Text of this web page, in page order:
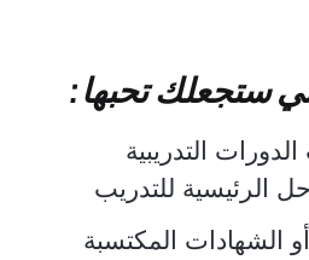
ستجعلك تحبها:
التدريبية
الرئيسية للتدريب
الشهادات المكتسبة